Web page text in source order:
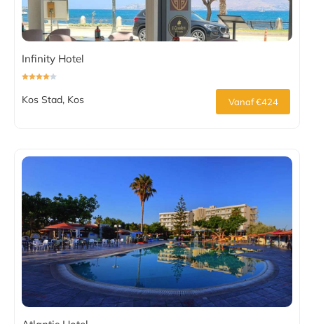
Infinity Hotel
Kos Stad, Kos Vanaf €424